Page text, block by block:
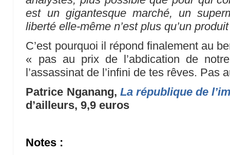
est un gigantesque marché, un
liberté elle-même n’est plus qu’un
C’est pourquoi il répond finalement au
« pas au prix de l’abdication de
l’assassinat de l’infini de tes rêves. Pas
Patrice Nganang, La république de
d’ailleurs, 9,9 euros
Notes :